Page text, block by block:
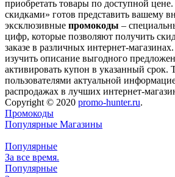
приобретать товары по доступной
скидками» готов представить вашему
эксклюзивные промокоды –
цифр, которые позволяют получить
заказе в различных интернет-
изучить описание выгодного
активировать купон в указанный срок.
пользователями актуальной
распродажах в лучших интернет-
Copyright © 2020 promo-hunter.ru.
Промокоды
Популярные Магазины
Популярные
За все время.
Популярные